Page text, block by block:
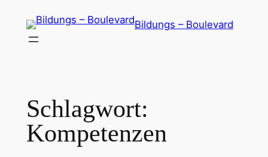
Inhalt
springen
Bildungs – Boulevard
Schlagwort:
Kompetenzen